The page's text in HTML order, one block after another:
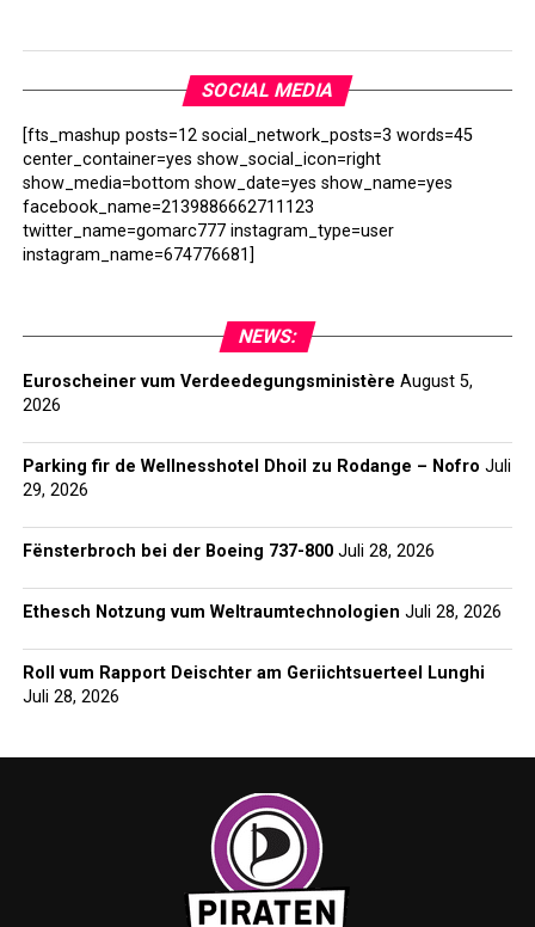
SOCIAL MEDIA
[fts_mashup posts=12 social_network_posts=3 words=45
center_container=yes show_social_icon=right
show_media=bottom show_date=yes show_name=yes
facebook_name=2139886662711123
twitter_name=gomarc777 instagram_type=user
instagram_name=674776681]
NEWS:
Euroscheiner vum Verdeedegungsministère August 5,
2026
Parking fir de Wellnesshotel Dhoil zu Rodange – Nofro Juli
29, 2026
Fënsterbroch bei der Boeing 737-800 Juli 28, 2026
Ethesch Notzung vum Weltraumtechnologien Juli 28, 2026
Roll vum Rapport Deischter am Geriichtsuerteel Lunghi
Juli 28, 2026